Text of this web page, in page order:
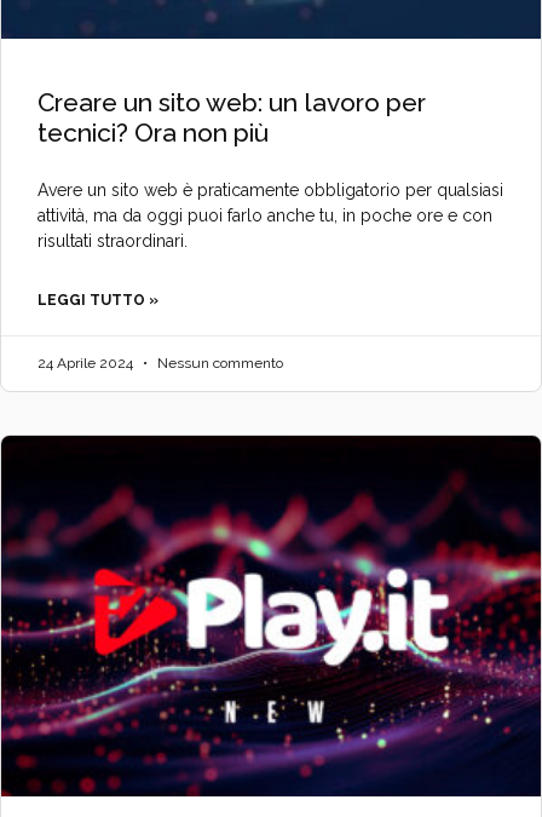
Creare un sito web: un lavoro per
tecnici? Ora non più
Avere un sito web è praticamente obbligatorio per qualsiasi
attività, ma da oggi puoi farlo anche tu, in poche ore e con
risultati straordinari.
LEGGI TUTTO »
24 Aprile 2024 Nessun commento